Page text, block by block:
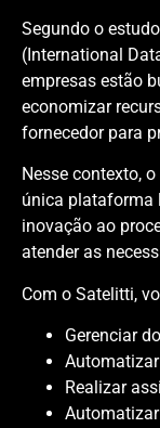
Segundo o
(International
empresas estão
economizar
fornecedor para
Nesse contexto,
única plataforma
inovação ao
atender as
Com o Satelitti,
Gerenciar
Realizar